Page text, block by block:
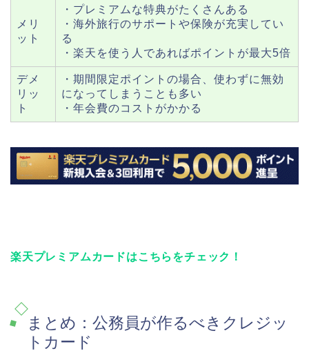
メリ
ット
・プレミアムな特典がたくさんある
・海外旅行のサポートや保険が充実してい
る
・楽天を使う人であればポイントが最大5倍
デメ
リッ
ト
・期間限定ポイントの場合、使わずに無効
になってしまうことも多い
・年会費のコストがかかる
楽天プレミアムカードはこちらをチェック！
まとめ：公務員が作るべきクレジッ
トカード